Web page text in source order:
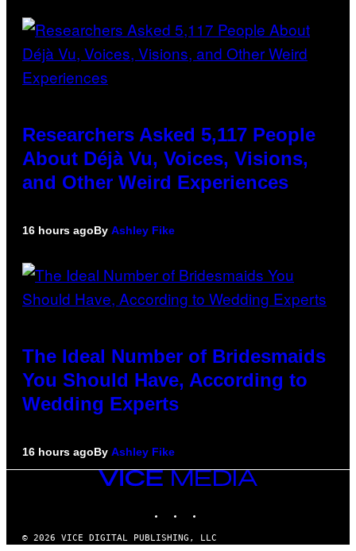
Researchers Asked 5,117 People
About Déjà Vu, Voices, Visions,
and Other Weird Experiences
16 hours agoBy Ashley Fike
The Ideal Number of Bridesmaids
You Should Have, According to
Wedding Experts
16 hours agoBy Ashley Fike
VICE
MEDIA
© 2026 VICE DIGITAL PUBLISHING, LLC